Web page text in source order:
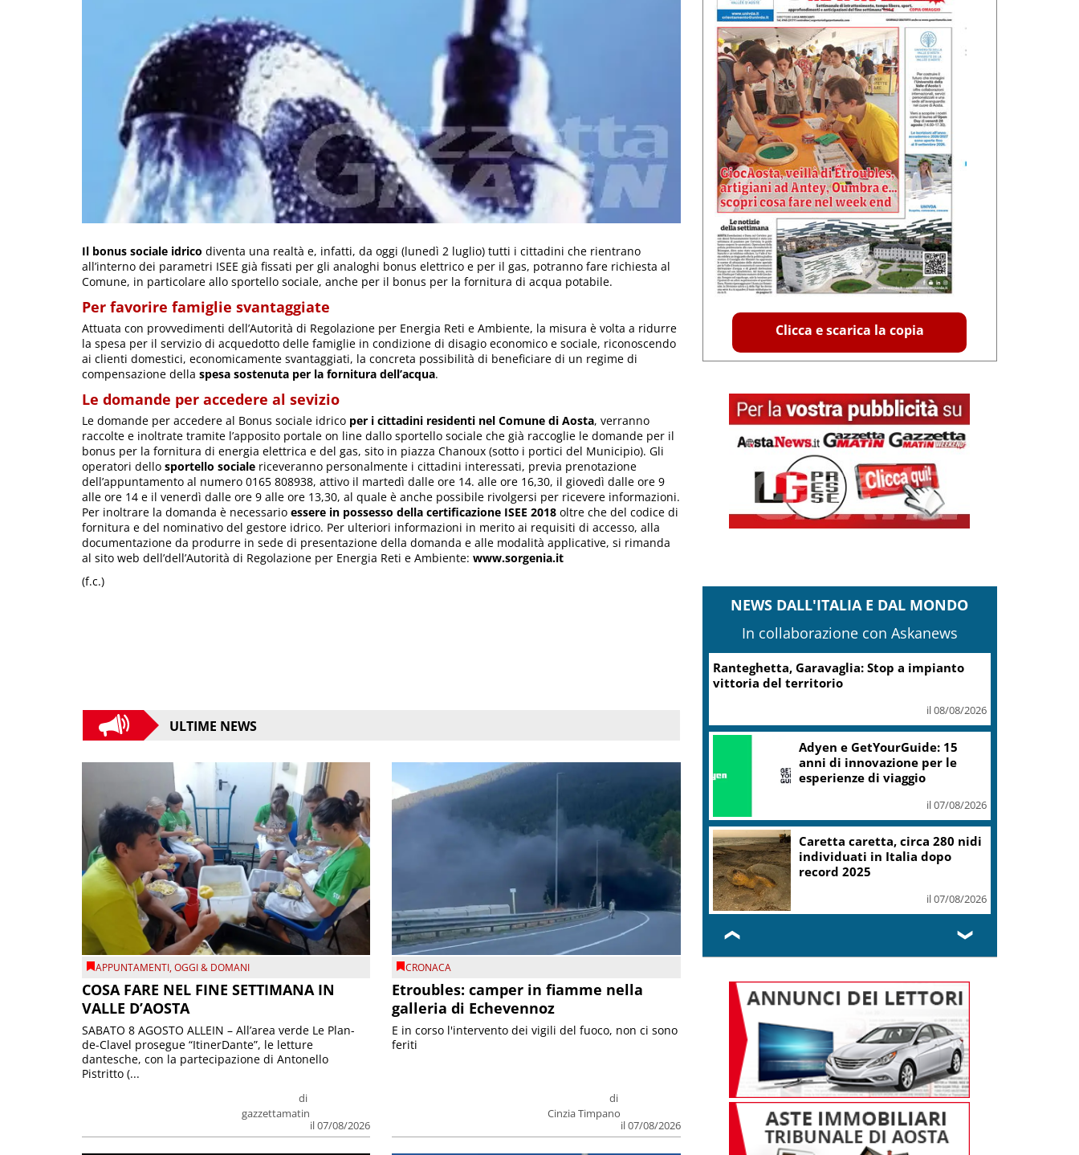
Il bonus sociale idrico diventa una realtà e, infatti, da oggi (lunedì 2 luglio) tutti i cittadini che rientrano
all’interno dei parametri ISEE già fissati per gli analoghi bonus elettrico e per il gas, potranno fare richiesta al
Comune, in particolare allo sportello sociale, anche per il bonus per la fornitura di acqua potabile.
Per favorire famiglie svantaggiate
Attuata con provvedimenti dell’Autorità di Regolazione per Energia Reti e Ambiente, la misura è volta a ridurre
la spesa per il servizio di acquedotto delle famiglie in condizione di disagio economico e sociale, riconoscendo
ai clienti domestici, economicamente svantaggiati, la concreta possibilità di beneficiare di un regime di
compensazione della spesa sostenuta per la fornitura dell’acqua.
Le domande per accedere al sevizio
Le domande per accedere al Bonus sociale idrico per i cittadini residenti nel Comune di Aosta, verranno
raccolte e inoltrate tramite l’apposito portale on line dallo sportello sociale che già raccoglie le domande per il
bonus per la fornitura di energia elettrica e del gas, sito in piazza Chanoux (sotto i portici del Municipio). Gli
operatori dello sportello sociale riceveranno personalmente i cittadini interessati, previa prenotazione
dell’appuntamento al numero 0165 808938, attivo il martedì dalle ore 14. alle ore 16,30, il giovedì dalle ore 9
alle ore 14 e il venerdì dalle ore 9 alle ore 13,30, al quale è anche possibile rivolgersi per ricevere informazioni.
Per inoltrare la domanda è necessario essere in possesso della certificazione ISEE 2018 oltre che del codice di
fornitura e del nominativo del gestore idrico. Per ulteriori informazioni in merito ai requisiti di accesso, alla
documentazione da produrre in sede di presentazione della domanda e alle modalità applicative, si rimanda
al sito web dell’dell’Autorità di Regolazione per Energia Reti e Ambiente: www.sorgenia.it
(f.c.)
ULTIME NEWS
APPUNTAMENTI,OGGI & DOMANI
COSA FARE NEL FINE SETTIMANA IN
VALLE D’AOSTA
di
gazzettamatin
il 07/08/2026
SABATO 8 AGOSTO ALLEIN – All’area verde Le Plan-
de-Clavel prosegue “ItinerDante”, le letture
dantesche, con la partecipazione di Antonello
Pistritto (...
CRONACA
Etroubles: camper in fiamme nella
galleria di Echevennoz
di
Cinzia Timpano
il 07/08/2026
E in corso l'intervento dei vigili del fuoco, non ci sono
feriti
Clicca e scarica la copia
NEWS DALL'ITALIA E DAL MONDO
In collaborazione con Askanews
Ranteghetta, Garavaglia: Stop a impianto
vittoria del territorio
il 08/08/2026
Adyen e GetYourGuide: 15
anni di innovazione per le
esperienze di viaggio
il 07/08/2026
Caretta caretta, circa 280 nidi
individuati in Italia dopo
record 2025
il 07/08/2026
❮ ❯